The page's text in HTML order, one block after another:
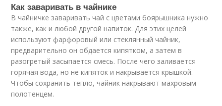
Как заваривать в чайнике
В чайничке заваривать чай с цветами боярышника нужно
также, как и любой другой напиток. Для этих целей
используют фарфоровый или стеклянный чайник,
предварительно он обдается кипятком, а затем в
разогретый засыпается смесь. После чего заливается
горячая вода, но не кипяток и накрывается крышкой.
Чтобы сохранить тепло, чайник накрывают махровым
полотенцем.